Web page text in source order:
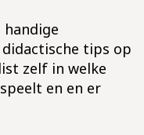
handige
tips op
zelf in welke
en en er